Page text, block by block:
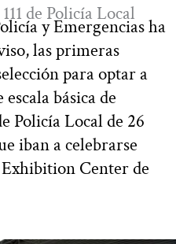
de Policía Local
y Emergencias ha
las primeras
para optar a
básica de
Policía Local de 26
iban a celebrarse
Exhibition Center de